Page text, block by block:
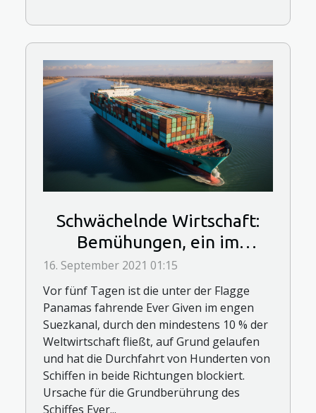
Schwächelnde Wirtschaft:
Bemühungen, ein im
Suezkanal festsitzendes
Schiff zu befreien, scheitern
16. September 2021 01:15
Vor fünf Tagen ist die unter der Flagge
Panamas fahrende Ever Given im engen
Suezkanal, durch den mindestens 10 % der
Weltwirtschaft fließt, auf Grund gelaufen
und hat die Durchfahrt von Hunderten von
Schiffen in beide Richtungen blockiert.
Ursache für die Grundberührung des
Schiffes Ever...